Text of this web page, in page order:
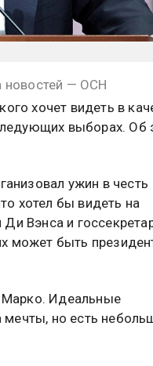
новостей — ОСН
хочет видеть в
выборах. Об
ужин в честь
хотел бы видеть на
Вэнса и
может быть
Марко. Идеальные
мечты, но есть